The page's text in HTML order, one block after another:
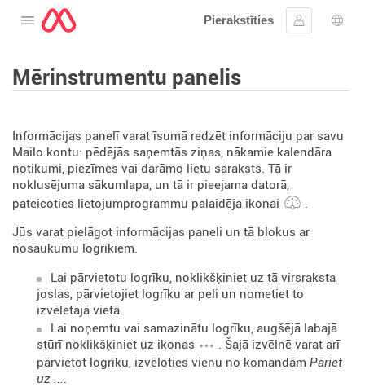
Atveriet izvēlni
Pierakstīties
Ielogoties
Mērinstrumentu panelis
Informācijas panelī varat īsumā redzēt informāciju par savu
Mailo kontu: pēdējās saņemtās ziņas, nākamie kalendāra
notikumi, piezīmes vai darāmo lietu saraksts. Tā ir
noklusējuma sākumlapa, un tā ir pieejama datorā,
pateicoties lietojumprogrammu palaidēja ikonai
.
Jūs varat pielāgot informācijas paneli un tā blokus ar
nosaukumu logrīkiem.
Lai pārvietotu logrīku, noklikšķiniet uz tā virsraksta
joslas, pārvietojiet logrīku ar peli un nometiet to
izvēlētajā vietā.
Lai noņemtu vai samazinātu logrīku, augšējā labajā
stūrī noklikšķiniet uz ikonas
. Šajā izvēlnē varat arī
pārvietot logrīku, izvēloties vienu no komandām Pāriet
uz ...